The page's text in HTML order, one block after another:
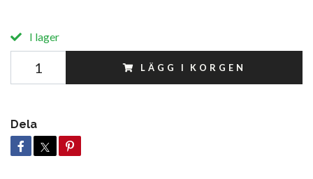
I lager
LÄGG I KORGEN
Dela